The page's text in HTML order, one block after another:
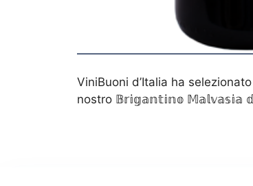
ViniBuoni d’Italia ha
nostro 𝔹𝕣𝕚𝕘𝕒𝕟𝕥𝕚𝕟𝕠 𝕄𝕒𝕝𝕧𝕒𝕤𝕚𝕒